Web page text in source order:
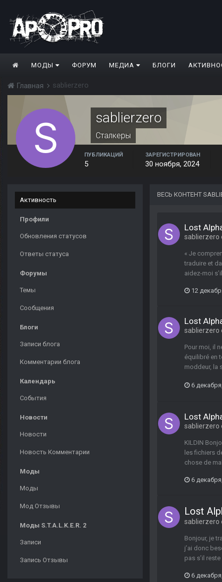
МОДЫ ФОРУМ МЕДИА БЛОГИ
Главная sablierzero
sablierzero
Сталкеры
ПУБЛИКАЦИЙ
5
ЗАРЕГИСТРИРОВАН
30 ноября, 2024
Активность
Профили
Обновления статусов
Ответы статуса
Форумы
Темы
Сообщения
Блоги
Записи блога
Комментарии блога
Календарь
События
Новости
Новости
Новость Комментарии
Моды
Моды
Мод Отзывы
Моды S.T.A.L.K.E.R. 2
Записи
Запись Отзывы
ВЕСЬ КОНТЕНТ
Lost
sablierzero
« Je
traduire et
aidez-moi
12
Lost
sablierzero
Pour moi, il
équilibré en
moddeur, la
6
Lost
sablierzero
KILDIN
les fichiers
chose de
6
Lost
sablierzero
Bonjour, je
j’ai donc
pas s’il
6